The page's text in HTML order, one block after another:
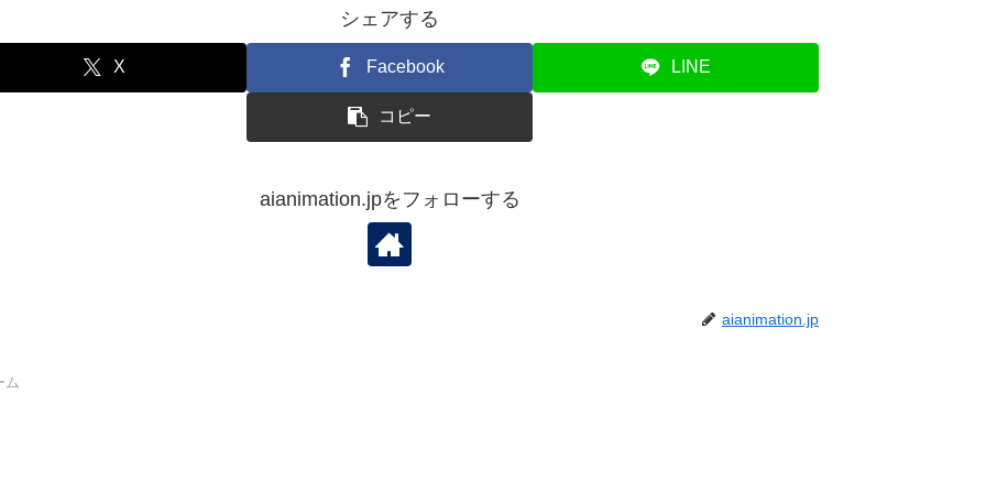
シェアする
X Facebook LINE
コピー
aianimation.jpをフォローする
aianimation.jp
ム